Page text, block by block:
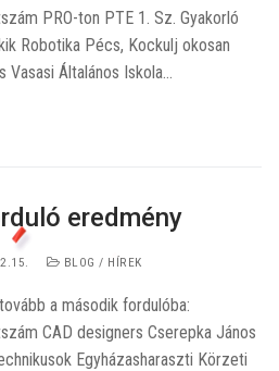
PRO-ton PTE 1. Sz. Gyakorló
Robotika Pécs, Kockulj okosan
Általános Iskola…
eredmény
BLOG / HÍREK
a második fordulóba:
CAD designers Cserepka János
Egyházasharaszti Körzeti